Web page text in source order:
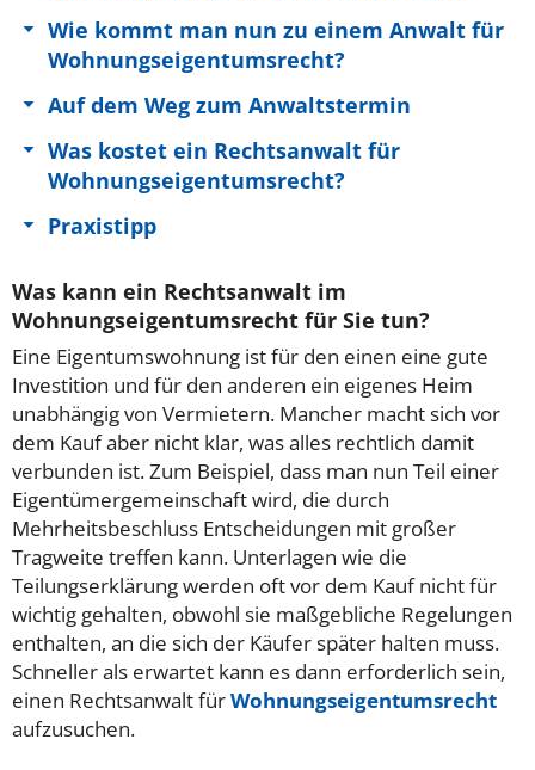
Wie kommt man nun zu einem Anwalt für
Wohnungseigentumsrecht?
Auf dem Weg zum Anwaltstermin
Was kostet ein Rechtsanwalt für
Wohnungseigentumsrecht?
Praxistipp
Was kann ein Rechtsanwalt im
Wohnungseigentumsrecht für Sie tun?
Eine Eigentumswohnung ist für den einen eine gute
Investition und für den anderen ein eigenes Heim
unabhängig von Vermietern. Mancher macht sich vor
dem Kauf aber nicht klar, was alles rechtlich damit
verbunden ist. Zum Beispiel, dass man nun Teil einer
Eigentümergemeinschaft wird, die durch
Mehrheitsbeschluss Entscheidungen mit großer
Tragweite treffen kann. Unterlagen wie die
Teilungserklärung werden oft vor dem Kauf nicht für
wichtig gehalten, obwohl sie maßgebliche Regelungen
enthalten, an die sich der Käufer später halten muss.
Schneller als erwartet kann es dann erforderlich sein,
einen Rechtsanwalt fürWohnungseigentumsrecht
aufzusuchen.